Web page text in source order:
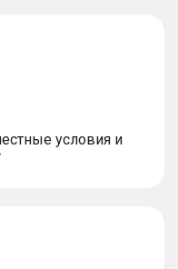
условия и